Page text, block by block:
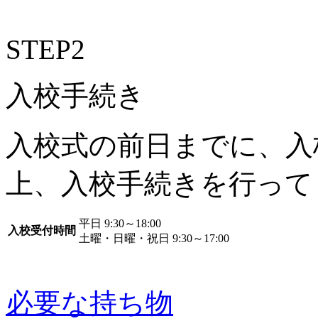
STEP2
入校手続き
入校式の前日までに、
上、入校手続きを行っ
入校受付時間
平日 9:30～18:00
土曜・日曜・祝日 9:30～17:00
必要な持ち物